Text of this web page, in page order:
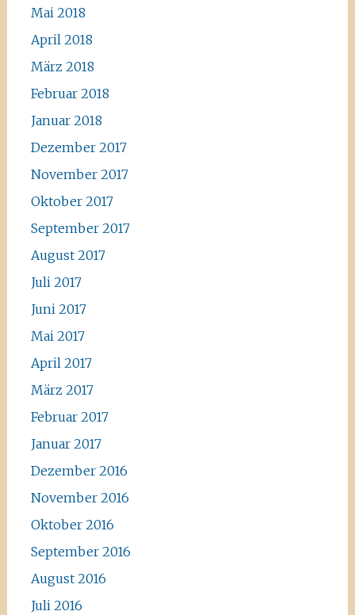
Mai 2018
April 2018
März 2018
Februar 2018
Januar 2018
Dezember 2017
November 2017
Oktober 2017
September 2017
August 2017
Juli 2017
Juni 2017
Mai 2017
April 2017
März 2017
Februar 2017
Januar 2017
Dezember 2016
November 2016
Oktober 2016
September 2016
August 2016
Juli 2016